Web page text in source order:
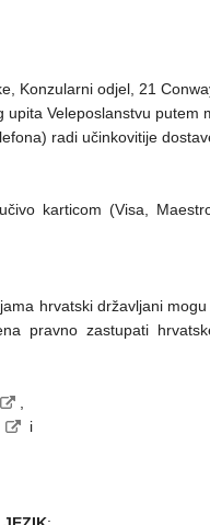
Konzularni odjel, 21
Veleposlanstvu putem
radi učinkovitije
karticom (Visa,
hrvatski državljani
pravno zastupati
i